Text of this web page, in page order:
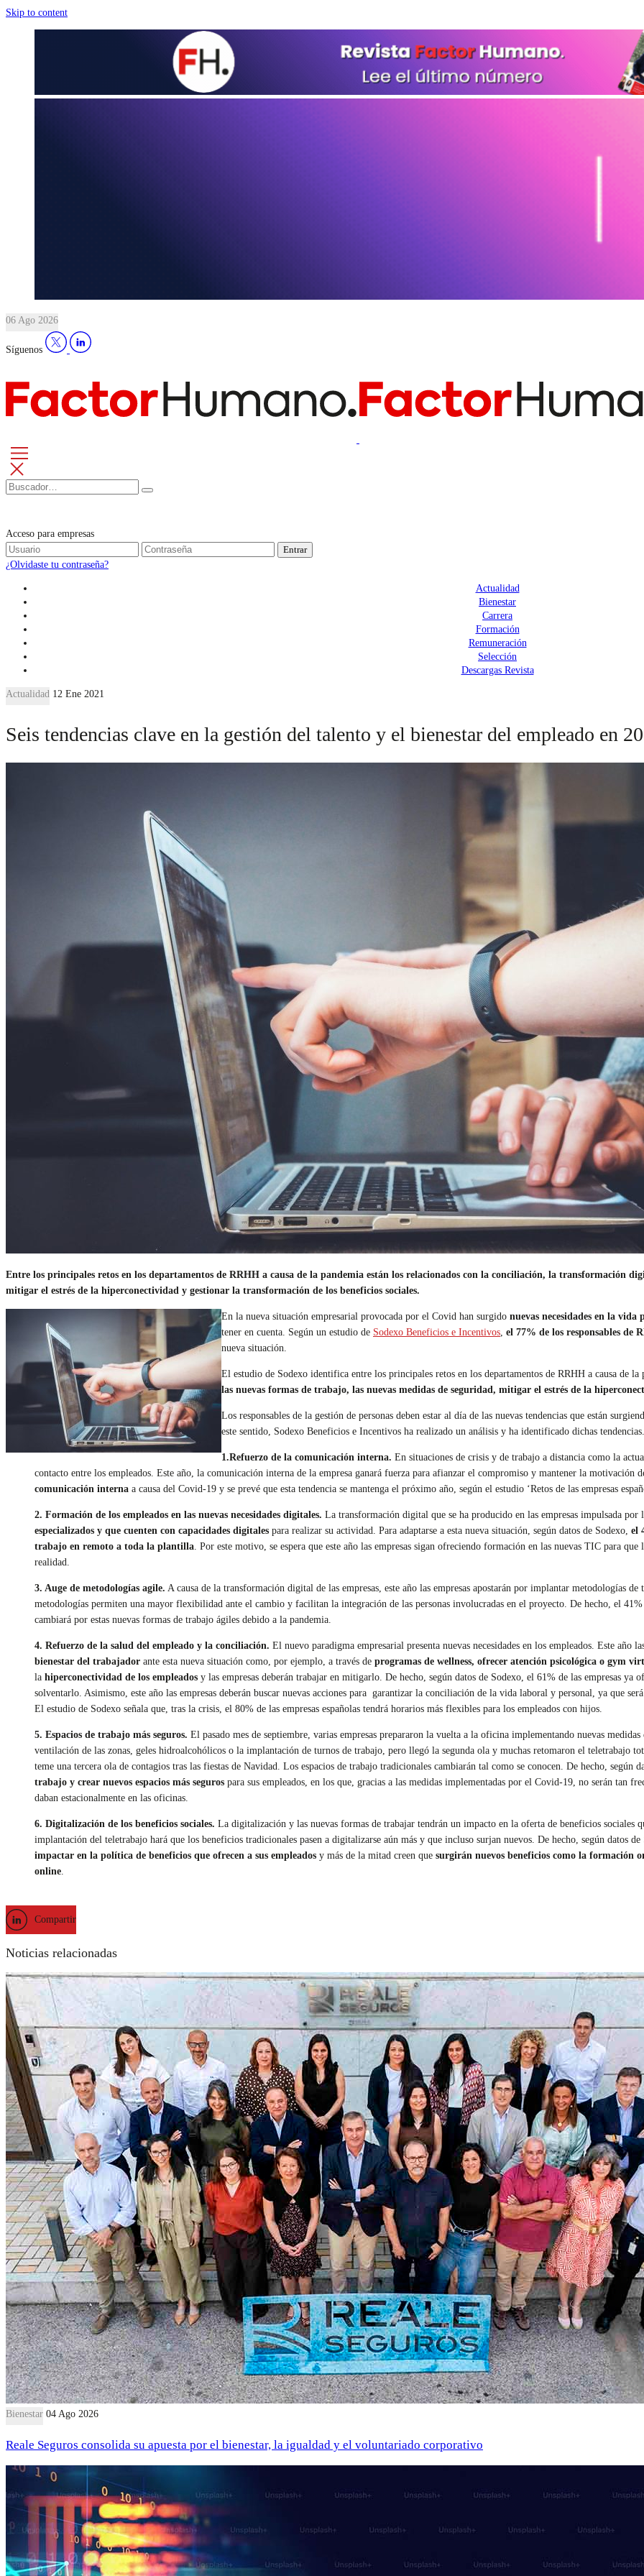
Skip to content
06 Ago 2026
Síguenos
Acceso para empresas
Entrar
¿Olvidaste tu contraseña?
Actualidad
Bienestar
Carrera
Formación
Remuneración
Selección
Descargas Revista
Actualidad 12 Ene 2021
Seis tendencias clave en la gestión del talento y el bienestar del empleado en
Entre los principales retos en los departamentos de RRHH a causa de la pandemia están los relacionados con la conciliación, la transformación
mitigar el estrés de la hiperconectividad y gestionar la transformación de los beneficios sociales.
En la nueva situación empresarial provocada por el Covid han surgido nuevas necesidades en la vida
tener en cuenta. Según un estudio de Sodexo Beneficios e Incentivos el 77% de los responsables de
nueva situación.
El estudio de Sodexo identifica entre los principales retos en los departamentos de RRHH a causa de
las nuevas formas de trabajo, las nuevas medidas de seguridad, mitigar el estrés de la
Los responsables de la gestión de personas deben estar al día de las nuevas tendencias que están
este sentido, Sodexo Beneficios e Incentivos ha realizado un análisis y ha identificado dichas tendencias.
1.Refuerzo de la comunicación interna. En situaciones de crisis y de trabajo a distancia como la
contacto entre los empleados. Este año, la comunicación interna de la empresa ganará fuerza para afianzar el compromiso y mantener la motivación
comunicación interna a causa del Covid-19 y se prevé que esta tendencia se mantenga el próximo año, según el estudio ‘Retos de las empresas
2. Formación de los empleados en las nuevas necesidades digitales. La transformación digital que se ha producido en las empresas impulsada
especializados y que cuenten con capacidades digitales para realizar su actividad. Para adaptarse a esta nueva situación, según datos de Sodexo, el
trabajo en remoto a toda la plantilla . Por este motivo, se espera que este año las empresas sigan ofreciendo formación en las nuevas TIC para
realidad.
3. Auge de metodologías agile. A causa de la transformación digital de las empresas, este año las empresas apostarán por implantar metodologías
metodologías permiten una mayor flexibilidad ante el cambio y facilitan la integración de las personas involucradas en el proyecto. De hecho, el
cambiará por estas nuevas formas de trabajo ágiles debido a la pandemia.
4. Refuerzo de la salud del empleado y la conciliación. El nuevo paradigma empresarial presenta nuevas necesidades en los empleados. Este año
bienestar del trabajador ante esta nueva situación como, por ejemplo, a través de programas de wellness, ofrecer atención psicológica o gym
la hiperconectividad de los empleados y las empresas deberán trabajar en mitigarlo. De hecho, según datos de Sodexo, el 61% de las empresas
solventarlo. Asimismo, este año las empresas deberán buscar nuevas acciones para garantizar la conciliación de la vida laboral y personal, ya que
El estudio de Sodexo señala que, tras la crisis, el 80% de las empresas españolas tendrá horarios más flexibles para los empleados con hijos.
5. Espacios de trabajo más seguros. El pasado mes de septiembre, varias empresas prepararon la vuelta a la oficina implementando nuevas
ventilación de las zonas, geles hidroalcohólicos o la implantación de turnos de trabajo, pero llegó la segunda ola y muchas retomaron el teletrabajo
teme una tercera ola de contagios tras las fiestas de Navidad. Los espacios de trabajo tradicionales cambiarán tal como se conocen. De hecho, según
trabajo y crear nuevos espacios más seguros para sus empleados, en los que, gracias a las medidas implementadas por el Covid-19, no serán tan
daban estacionalmente en las oficinas.
6. Digitalización de los beneficios sociales. La digitalización y las nuevas formas de trabajar tendrán un impacto en la oferta de beneficios sociales
implantación del teletrabajo hará que los beneficios tradicionales pasen a digitalizarse aún más y que incluso surjan nuevos. De hecho, según datos
impactar en la política de beneficios que ofrecen a sus empleados y más de la mitad creen que surgirán nuevos beneficios como la formación
online
Compartir
Noticias relacionadas
Bienestar 04 Ago 2026
Reale Seguros consolida su apuesta por el bienestar, la igualdad y el voluntariado corporativo